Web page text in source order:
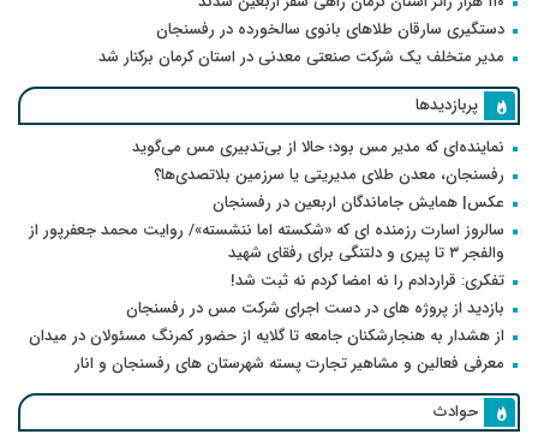
دستگیری سارقان طلاهای بانوی سالخورده در رفسنجان
مدیر متخلف یک شرکت صنعتی معدنی در استان کرمان برکنار شد
پربازدیدها
نماینده‌ای که مدیر مس بود؛ حالا از بی‌تدبیری مس می‌گوید
رفسنجان، معدن طلای مدیریتی یا سرزمین بلاتصدی‌ها؟
عکس| همایش جاماندگان اربعین در رفسنجان
سالروز اسارت رزمنده ای که «شکسته اما ننشسته»/ روایت محمد جعفرپور از
والفجر ۳ تا پیری و دلتنگی برای رفقای شهید
تفکری: قراردادم را نه امضا کردم نه ثبت شد!
بازدید از پروژه های در دست اجرای شرکت مس در رفسنجان
از هشدار به هنجارشکنان جامعه تا گلایه از حضور کمرنگ مسئولان در میدان
معرفی فعالین و مشاهیر تجارت پسته شهرستان های رفسنجان و انار
حوادث